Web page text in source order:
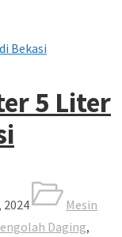
5 Liter
2024
Mesin
Daging,